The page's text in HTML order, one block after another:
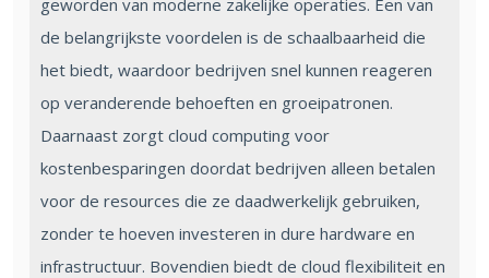
de belangrijkste voordelen is de schaalbaarheid die
het biedt, waardoor bedrijven snel kunnen reageren
op veranderende behoeften en groeipatronen.
Daarnaast zorgt cloud computing voor
kostenbesparingen doordat bedrijven alleen betalen
voor de resources die ze daadwerkelijk gebruiken,
zonder te hoeven investeren in dure hardware en
infrastructuur. Bovendien biedt de cloud flexibiliteit en